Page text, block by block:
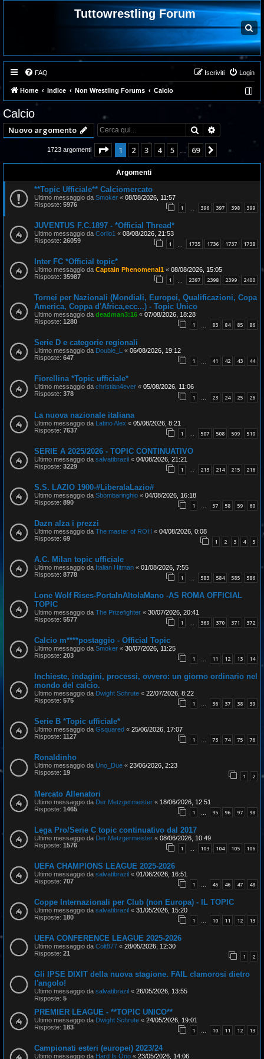
Tuttowrestling Forum
C
e
r
c
a
FAQ Login
Iscriviti
Home Indice Non Wrestling Forums Calcio
Calcio
Nuovo argomento Cerca
1723 argomenti Pagina di 69
1 2 3 4 5 69 Prossimo
Argomenti
**Topic Ufficiale** Calciomercato
Ultimo messaggio da Smoker « 08/08/2026, 11:57
Risposte: 5976 1 … 396 397 398 399
JUVENTUS F.C.1897 - *Official Thread*
Ultimo messaggio da Corilo1 « 08/08/2026, 21:53
Risposte: 26059 1 … 1735 1736 1737 1738
Inter FC *Official topic*
Ultimo messaggio da Captain Phenomenal1 « 08/08/2026, 15:05
Risposte: 35987 1 … 2397 2398 2399 2400
Tornei per Nazionali (Mondiali, Europei, Qualificazioni, Copa
America, Coppa d'Africa,ecc...) - Topic Unico
Ultimo messaggio da deadman3:16 « 07/08/2026, 18:28
Risposte: 1280 1 … 83 84 85 86
Serie D e categorie regionali
Ultimo messaggio da Double_L « 06/08/2026, 19:12
Risposte: 647 1 … 41 42 43 44
Fiorellina *Topic ufficiale*
Ultimo messaggio da christian4ever « 05/08/2026, 11:06
Risposte: 378 1 23 24 25 26
La nuova nazionale italiana
Ultimo messaggio da Latino Alex « 05/08/2026, 8:21
Risposte: 7637 1 507 508 509 510
SERIE A 2025/2026 - TOPIC CONTINUATIVO
Ultimo messaggio da salvatibrazil « 04/08/2026, 21:21
Risposte: 3229 1 213 214 215 216
S.S. LAZIO 1900-#LiberalaLazio#
Ultimo messaggio da Sbombaringhio « 04/08/2026, 16:18
Risposte: 890 1 57 58 59 60
Dazn alza i prezzi
Ultimo messaggio da The master of ROH « 04/08/2026, 0:08
Risposte: 69 1 2 3 4 5
A.C. Milan topic ufficiale
Ultimo messaggio da Italian Hitman « 01/08/2026, 7:55
Risposte: 8778 1 … 583 584 585 586
Lone Wolf Rises-PortaInAltolaMano -AS ROMA OFFICIAL
TOPIC
Ultimo messaggio da The Prizefighter « 30/07/2026, 20:41
Risposte: 5577 1 … 369 370 371 372
Calcio m****postaggio - Official Topic
Ultimo messaggio da Smoker « 30/07/2026, 11:25
Risposte: 203 1 … 11 12 13 14
Inchieste, indagini, processi, ovvero: un giorno ordinario nel
mondo del calcio.
Ultimo messaggio da Dwight Schrute « 22/07/2026, 8:22
Risposte: 575 1 … 36 37 38 39
Serie B *Topic ufficiale*
Ultimo messaggio da Gsquared « 25/06/2026, 17:07
Risposte: 1127 1 … 73 74 75 76
Ronaldinho
Ultimo messaggio da Uno_Due « 23/06/2026, 2:23
Risposte: 19 1 2
Mercato Allenatori
Ultimo messaggio da Der Metzgermeister « 18/06/2026, 12:51
Risposte: 1465 1 95 96 97 98
Lega Pro/Serie C topic continuativo dal 2017
Ultimo messaggio da Der Metzgermeister « 08/06/2026, 10:49
Risposte: 1576 1 103 104 105 106
UEFA CHAMPIONS LEAGUE 2025-2026
Ultimo messaggio da salvatibrazil « 01/06/2026, 16:51
Risposte: 707 1 45 46 47 48
Coppe Internazionali per Club (non Europa) - IL TOPIC
Ultimo messaggio da salvatibrazil « 31/05/2026, 15:20
Risposte: 180 1 10 11 12 13
UEFA CONFERENCE LEAGUE 2025-2026
Ultimo messaggio da Colt877 « 28/05/2026, 12:30
Risposte: 21 1 2
Gli IPSE DIXIT della nuova stagione. FAIL clamorosi dietro
l'angolo!
Ultimo messaggio da salvatibrazil « 26/05/2026, 13:55
Risposte: 5
PREMIER LEAGUE - **TOPIC UNICO**
Ultimo messaggio da Dwight Schrute « 24/05/2026, 19:01
Risposte: 183 1 … 10 11 12 13
Campionati esteri (europei) 2023/24
Ultimo messaggio da Hard Is Ono « 23/05/2026, 14:06